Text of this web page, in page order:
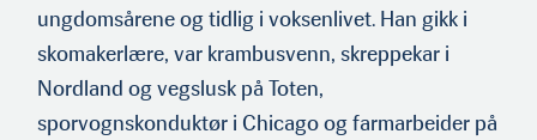
ungdomsårene og tidlig i voksenlivet. Han gikk i
skomakerlære, var krambusvenn, skreppekar i
Nordland og vegslusk på Toten,
sporvognskonduktør i Chicago og farmarbeider på